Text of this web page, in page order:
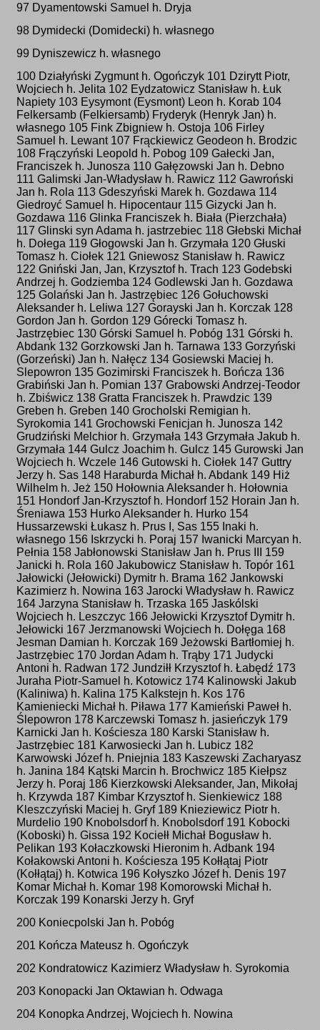
97 Dyamentowski Samuel h. Dryja
98 Dymidecki (Domidecki) h. własnego
99 Dyniszewicz h. własnego
100 Działyński Zygmunt h. Ogończyk 101 Dzirytt Piotr,
Wojciech h. Jelita 102 Eydzatowicz Stanisław h. Łuk
Napiety 103 Eysymont (Eysmont) Leon h. Korab 104
Felkersamb (Felkiersamb) Fryderyk (Henryk Jan) h.
własnego 105 Fink Zbigniew h. Ostoja 106 Firley
Samuel h. Lewant 107 Frąckiewicz Geodeon h. Brodzic
108 Frączyński Leopold h. Pobog 109 Gałecki Jan,
Franciszek h. Junosza 110 Gałęzowski Jan h. Debno
111 Galimski Jan-Władysław h. Rawicz 112 Gawroński
Jan h. Rola 113 Gdeszyński Marek h. Gozdawa 114
Giedroyć Samuel h. Hipocentaur 115 Gizycki Jan h.
Gozdawa 116 Glinka Franciszek h. Biała (Pierzchała)
117 Glinski syn Adama h. jastrzebiec 118 Głebski Michał
h. Dołega 119 Głogowski Jan h. Grzymała 120 Głuski
Tomasz h. Ciołek 121 Gniewosz Stanisław h. Rawicz
122 Gniński Jan, Jan, Krzysztof h. Trach 123 Godebski
Andrzej h. Godziemba 124 Godlewski Jan h. Gozdawa
125 Golański Jan h. Jastrzębiec 126 Gołuchowski
Aleksander h. Leliwa 127 Gorayski Jan h. Korczak 128
Gordon Jan h. Gordon 129 Górecki Tomasz h.
Jastrzębiec 130 Górski Samuel h. Pobóg 131 Górski h.
Abdank 132 Gorzkowski Jan h. Tarnawa 133 Gorzyński
(Gorzeński) Jan h. Nałęcz 134 Gosiewski Maciej h.
Slepowron 135 Gozimirski Franciszek h. Bończa 136
Grabiński Jan h. Pomian 137 Grabowski Andrzej-Teodor
h. Zbiświcz 138 Gratta Franciszek h. Prawdzic 139
Greben h. Greben 140 Grocholski Remigian h.
Syrokomia 141 Grochowski Fenicjan h. Junosza 142
Grudziński Melchior h. Grzymała 143 Grzymała Jakub h.
Grzymała 144 Gulcz Joachim h. Gulcz 145 Gurowski Jan
Wojciech h. Wczele 146 Gutowski h. Ciołek 147 Guttry
Jerzy h. Sas 148 Haraburda Michał h. Abdank 149 Hiż
Wilhelm h. Jeż 150 Hołownia Aleksander h. Hołownia
151 Hondorf Jan-Krzysztof h. Hondorf 152 Horain Jan h.
Śreniawa 153 Hurko Aleksander h. Hurko 154
Hussarzewski Łukasz h. Prus I, Sas 155 Inaki h.
własnego 156 Iskrzycki h. Poraj 157 Iwanicki Marcyan h.
Pełnia 158 Jabłonowski Stanisław Jan h. Prus III 159
Janicki h. Rola 160 Jakubowicz Stanisław h. Topór 161
Jałowicki (Jełowicki) Dymitr h. Brama 162 Jankowski
Kazimierz h. Nowina 163 Jarocki Władysław h. Rawicz
164 Jarzyna Stanisław h. Trzaska 165 Jaskólski
Wojciech h. Leszczyc 166 Jełowicki Krzysztof Dymitr h.
Jełowicki 167 Jerzmanowski Wojciech h. Dołęga 168
Jesman Damian h. Korczak 169 Jeżowski Bartłomiej h.
Jastrzębiec 170 Jordan Adam h. Trąby 171 Judycki
Antoni h. Radwan 172 Jundziłł Krzysztof h. Łabędź 173
Juraha Piotr-Samuel h. Kotowicz 174 Kalinowski Jakub
(Kaliniwa) h. Kalina 175 Kalkstejn h. Kos 176
Kamieniecki Michał h. Piława 177 Kamieński Paweł h.
Ślepowron 178 Karczewski Tomasz h. jasieńczyk 179
Karnicki Jan h. Kościesza 180 Karski Stanisław h.
Jastrzębiec 181 Karwosiecki Jan h. Lubicz 182
Karwowski Józef h. Pniejnia 183 Kaszewski Zacharyasz
h. Janina 184 Kątski Marcin h. Brochwicz 185 Kiełpsz
Jerzy h. Poraj 186 Kierzkowski Aleksander, Jan, Mikołaj
h. Krzywda 187 Kimbar Krzysztof h. Sienkiewicz 188
Kleszczyński Maciej h. Gryf 189 Knieziewicz Piotr h.
Murdelio 190 Knobolsdorf h. Knobolsdorf 191 Kobocki
(Koboski) h. Gissa 192 Kociełł Michał Bogusław h.
Pelikan 193 Kołaczkowski Hieronim h. Adbank 194
Kołakowski Antoni h. Kościesza 195 Kołłątaj Piotr
(Kołłątaj) h. Kotwica 196 Kołyszko Józef h. Denis 197
Komar Michał h. Komar 198 Komorowski Michał h.
Korczak 199 Konarski Jerzy h. Gryf
200 Koniecpolski Jan h. Pobóg
201 Kończa Mateusz h. Ogończyk
202 Kondratowicz Kazimierz Władysław h. Syrokomia
203 Konopacki Jan Oktawian h. Odwaga
204 Konopka Andrzej, Wojciech h. Nowina